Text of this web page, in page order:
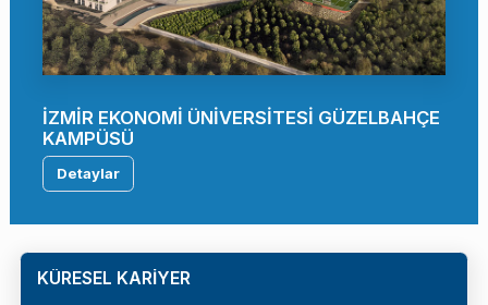
İZMİR EKONOMİ ÜNİVERSİTESİ GÜZELBAHÇE
KAMPÜSÜ
Detaylar
KÜRESEL KARİYER